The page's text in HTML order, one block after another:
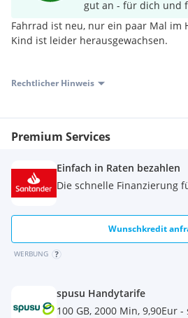
gut an - für dich und
Fahrrad ist neu, nur ein paar Mal im
Kind ist leider herausgewachsen.
Rechtlicher Hinweis
Premium Services
Einfach in Raten bezahlen
Die schnelle Finanzierung
Wunschkredit
WERBUNG
spusu Handytarife
100 GB, 2000 Min, 9,90Eur